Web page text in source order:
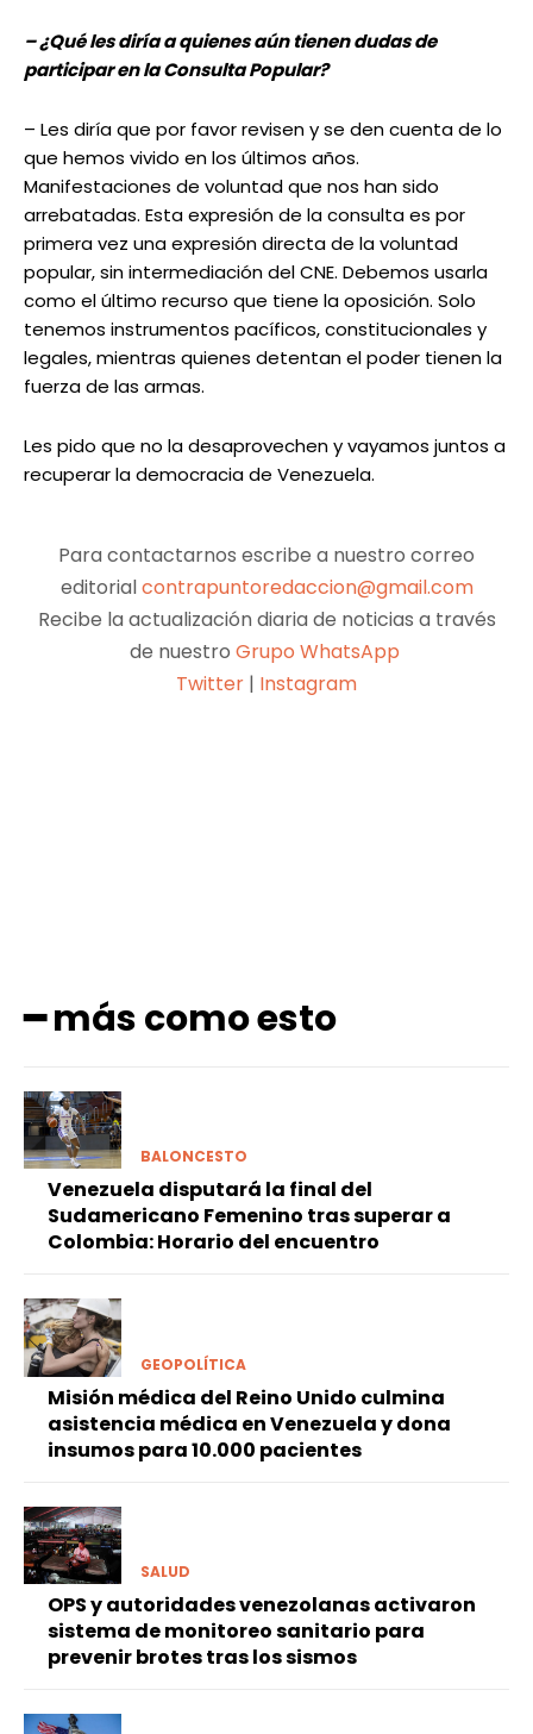
– ¿Qué les diría a quienes aún tienen dudas de
participar en la Consulta Popular?
– Les diría que por favor revisen y se den cuenta de lo
que hemos vivido en los últimos años.
Manifestaciones de voluntad que nos han sido
arrebatadas. Esta expresión de la consulta es por
primera vez una expresión directa de la voluntad
popular, sin intermediación del CNE. Debemos usarla
como el último recurso que tiene la oposición. Solo
tenemos instrumentos pacíficos, constitucionales y
legales, mientras quienes detentan el poder tienen la
fuerza de las armas.
Les pido que no la desaprovechen y vayamos juntos a
recuperar la democracia de Venezuela.
Para contactarnos escribe a nuestro correo
editorialcontrapuntoredaccion@gmail.com
Recibe la actualización diaria de noticias a través
de nuestro Grupo WhatsApp
Twitter | Instagram
━ más como esto
BALONCESTO
Venezuela disputará la final del
Sudamericano Femenino tras superar a
Colombia: Horario del encuentro
GEOPOLÍTICA
Misión médica del Reino Unido culmina
asistencia médica en Venezuela y dona
insumos para 10.000 pacientes
SALUD
OPS y autoridades venezolanas activaron
sistema de monitoreo sanitario para
prevenir brotes tras los sismos